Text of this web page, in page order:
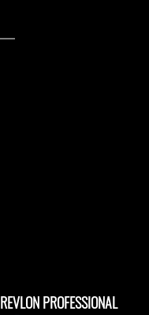
REVLON PROFESSIONAL